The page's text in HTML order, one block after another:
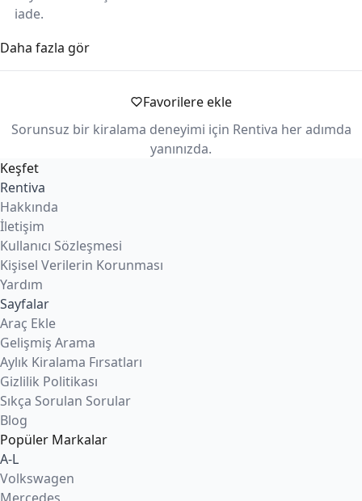
iade.
Güvenli ödeme
Ödemeleriniz güvenle alınır ve süreç boyunca korunur.
Kiralama koşullarına göre günlük/haftalık km limiti
Daha fazla gör
Favorilere ekle
Sorunsuz bir kiralama deneyimi için Rentiva her adımda
yanınızda.
Keşfet
Rentiva
Hakkında
İletişim
Kullanıcı Sözleşmesi
Kişisel Verilerin Korunması
Yardım
Sayfalar
Araç Ekle
Gelişmiş Arama
Aylık Kiralama Fırsatları
Gizlilik Politikası
Sıkça Sorulan Sorular
Blog
Popüler Markalar
A-L
Volkswagen